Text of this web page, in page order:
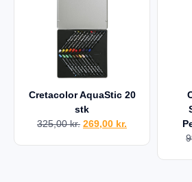
Cretacolor AquaStic 20
stk
325,00kr. 269,00 kr.